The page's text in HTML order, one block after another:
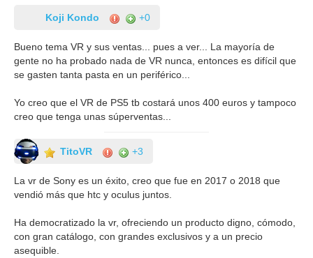
Koji Kondo +0
Bueno tema VR y sus ventas... pues a ver... La mayoría de
gente no ha probado nada de VR nunca, entonces es difícil que
se gasten tanta pasta en un periférico...
Yo creo que el VR de PS5 tb costará unos 400 euros y tampoco
creo que tenga unas súperventas...
TitoVR +3
La vr de Sony es un éxito, creo que fue en 2017 o 2018 que
vendió más que htc y oculus juntos.
Ha democratizado la vr, ofreciendo un producto digno, cómodo,
con gran catálogo, con grandes exclusivos y a un precio
asequible.